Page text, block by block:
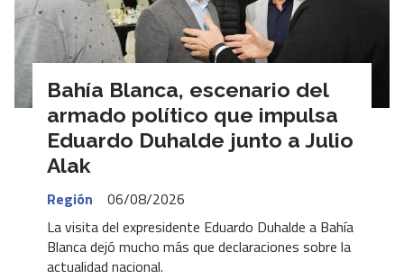
Bahía Blanca, escenario del
armado político que impulsa
Eduardo Duhalde junto a Julio
Alak
Región
06/08/2026
La visita del expresidente Eduardo Duhalde a Bahía
Blanca dejó mucho más que declaraciones sobre la
actualidad nacional.